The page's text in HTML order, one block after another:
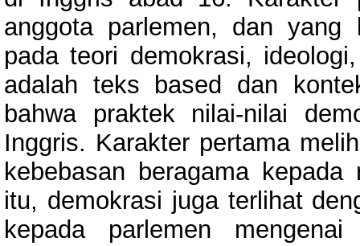
anggota parlemen, dan
pada teori demokrasi,
adalah teks based dan
bahwa praktek nilai-nilai
Inggris. Karakter pertama
kebebasan beragama
itu, demokrasi juga terlihat
kepada parlemen